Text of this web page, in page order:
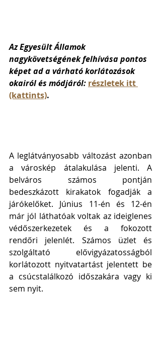
Az Egyesült Államok
nagykövetségének felhívása pontos
képet ad a várható korlátozások
okairól és módjáról: részletek itt
(kattints).
A leglátványosabb változást azonban
a városkép átalakulása jelenti. A
belváros számos pontján
bedeszkázott kirakatok fogadják a
járókelőket. Június 11-én és 12-én
már jól láthatóak voltak az ideiglenes
védőszerkezetek és a fokozott
rendőri jelenlét. Számos üzlet és
szolgáltató elővigyázatosságból
korlátozott nyitvatartást jelentett be
a csúcstalálkozó időszakára vagy ki
sem nyit.